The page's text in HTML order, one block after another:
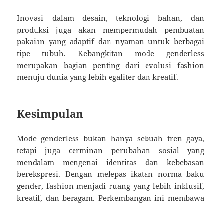
Inovasi dalam desain, teknologi bahan, dan
produksi juga akan mempermudah pembuatan
pakaian yang adaptif dan nyaman untuk berbagai
tipe tubuh. Kebangkitan mode genderless
merupakan bagian penting dari evolusi fashion
menuju dunia yang lebih egaliter dan kreatif.
Kesimpulan
Mode genderless bukan hanya sebuah tren gaya,
tetapi juga cerminan perubahan sosial yang
mendalam mengenai identitas dan kebebasan
berekspresi. Dengan melepas ikatan norma baku
gender, fashion menjadi ruang yang lebih inklusif,
kreatif, dan beragam. Perkembangan ini membawa